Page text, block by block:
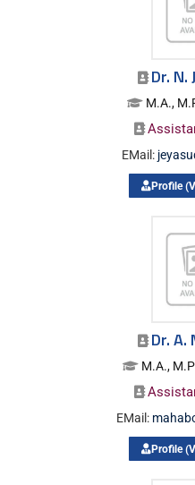
Dr. N.
M.A.,
EMail:
Profile
Dr. A.
M.A.,
EMail:
Profile